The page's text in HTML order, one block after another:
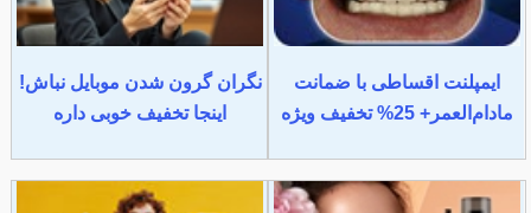
ایمپلنت اقساطی با ضمانت
مادام‌العمر+ 25% تخفیف ویژه
نگران گرون شدن موبایل نباش!
اینجا تخفیف خوبی داره